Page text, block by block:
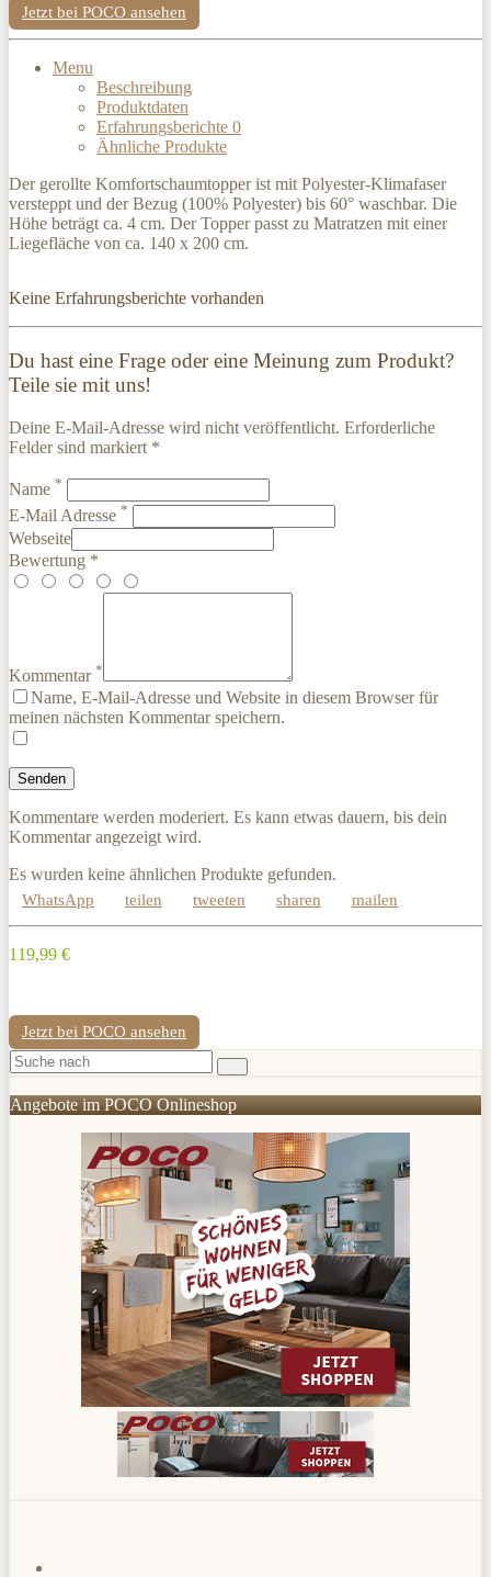
Jetzt bei POCO ansehen
Menu
Beschreibung
Produktdaten
Erfahrungsberichte 0
Ähnliche Produkte
Der gerollte Komfortschaumtopper ist mit Polyester-Klimafaser
versteppt und der Bezug (100% Polyester) bis 60° waschbar. Die
Höhe beträgt ca. 4 cm. Der Topper passt zu Matratzen mit einer
Liegefläche von ca. 140 x 200 cm.
Keine Erfahrungsberichte vorhanden
Du hast eine Frage oder eine Meinung zum Produkt?
Teile sie mit uns!
Deine E-Mail-Adresse wird nicht veröffentlicht. Erforderliche
Felder sind markiert *
Name *
E-Mail Adresse *
Webseite
Bewertung *
Kommentar *
Name, E-Mail-Adresse und Website in diesem Browser für
meinen nächsten Kommentar speichern.
Kommentare werden moderiert. Es kann etwas dauern, bis dein
Kommentar angezeigt wird.
Es wurden keine ähnlichen Produkte gefunden.
WhatsApp teilen tweeten sharen mailen
119,99 €
Jetzt bei POCO ansehen
Angebote im POCO Onlineshop